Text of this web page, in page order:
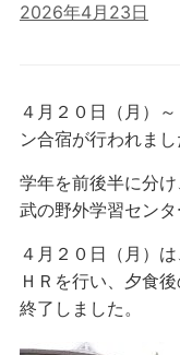
2026年4月23日
４月２０日（月）
ン合宿が行われまし
学年を前後半に分
武の野外学習センタ
４月２０日（月）
ＨＲを行い、夕食
終了しました。